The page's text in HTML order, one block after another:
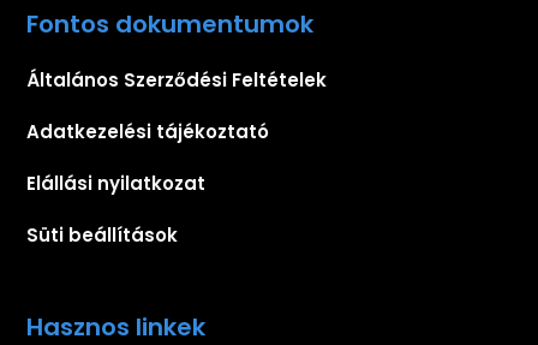
Fontos dokumentumok
Általános Szerződési Feltételek
Adatkezelési tájékoztató
Elállási nyilatkozat
Süti beállítások
Hasznos linkek